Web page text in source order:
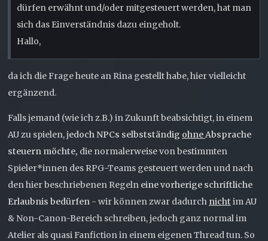
dürfen erwähnt und/oder mitgesteuert werden, hat man
sich das Einverständnis dazu eingeholt.
Hallo,
da ich die Frage heute an Rina gestellt habe, hier vielleicht
ergänzend.
Falls jemand (wie ich z.B.) in Zukunft beabsichtigt, in einem
AU zu spielen, jedoch NPCs selbstständig ohneAbsprache
steuern möchte, die normalerweise von bestimmten
Spieler*innen des RPG-Teams gesteuert werden und nach
den hier beschriebenen Regeln eine vorherige schriftliche
Erlaubnis bedürfen - wir können zwar dadurch nicht im AU
& Non-Canon-Bereich schreiben, jedoch ganz normal im
Atelier als quasi Fanfiction in einem eigenen Thread tun. So